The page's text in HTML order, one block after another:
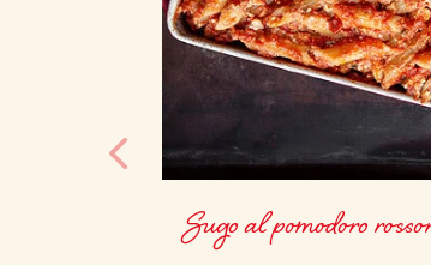
Sugo al pomodoro